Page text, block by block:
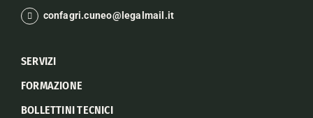
confagri.cuneo@legalmail.it
SERVIZI
FORMAZIONE
BOLLETTINI TECNICI